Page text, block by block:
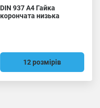
DIN 937 A4 Гайка
корончата низька
12 розмірів